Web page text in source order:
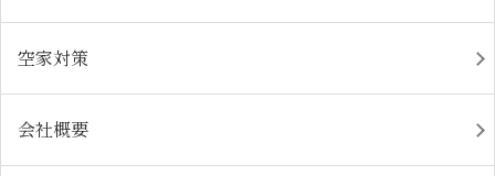
空家対策
会社概要